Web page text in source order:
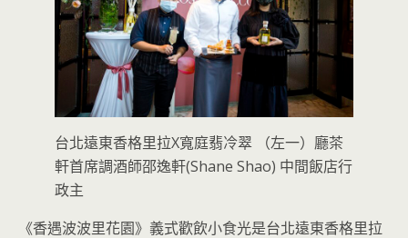
台北遠東香格里拉X寬庭翡冷翠 （左一）廳茶
軒首席調酒師邵逸軒(Shane Shao) 中間飯店行
政主
《香遇波波里花園》義式歡飲小食光是台北遠東香格里拉